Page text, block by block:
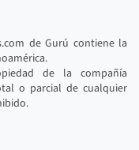
de Gurú contiene la
de la compañía
o parcial de cualquier